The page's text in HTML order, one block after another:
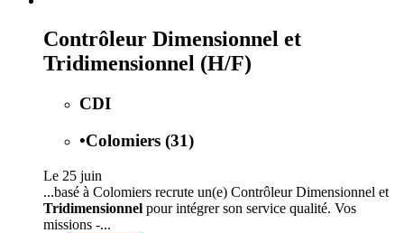
Contrôleur Dimensionnel et
Tridimensionnel (H/F)
CDI
•Colomiers (31)
Le 25 juin
...basé à Colomiers recrute un(e) Contrôleur Dimensionnel et
Tridimensionnel pour intégrer son service qualité. Vos
missions -...